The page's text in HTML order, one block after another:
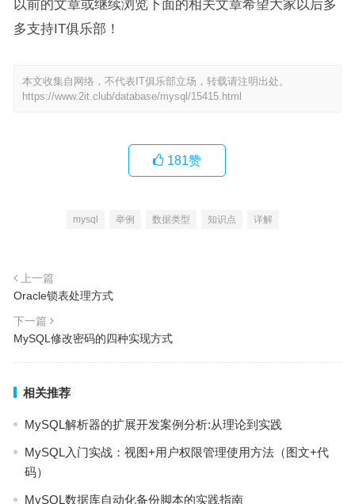
以前的文章或继续浏览下面的相关文章希望大家以后多
多支持IT俱乐部！
本文收集自网络，不代表IT俱乐部立场，转载请注明出处。
https://www.2it.club/database/mysql/15415.html
181赞
mysql 举例 数据类型 知识点 详解
上一篇
Oracle锁表处理方式
下一篇
MySQL修改密码的四种实现方式
相关推荐
MySQL解析器的扩展开发案例分析:从理论到实践
MySQL入门实战：视图+用户权限管理使用方法（图文+代
码）
MySQL数据库自动化备份脚本的实践指南